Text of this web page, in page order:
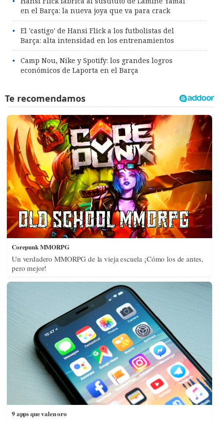
en el Barça: la nueva joya que va para crack
El 'castigo' de Hansi Flick a los futbolistas del
Barça: alta intensidad en los entrenamientos
Camp Nou, Nike y Spotify: los grandes logros
económicos de Laporta en el Barça